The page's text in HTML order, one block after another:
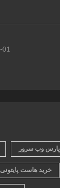
01
پارس وب سرور
خرید هاست پایتونی